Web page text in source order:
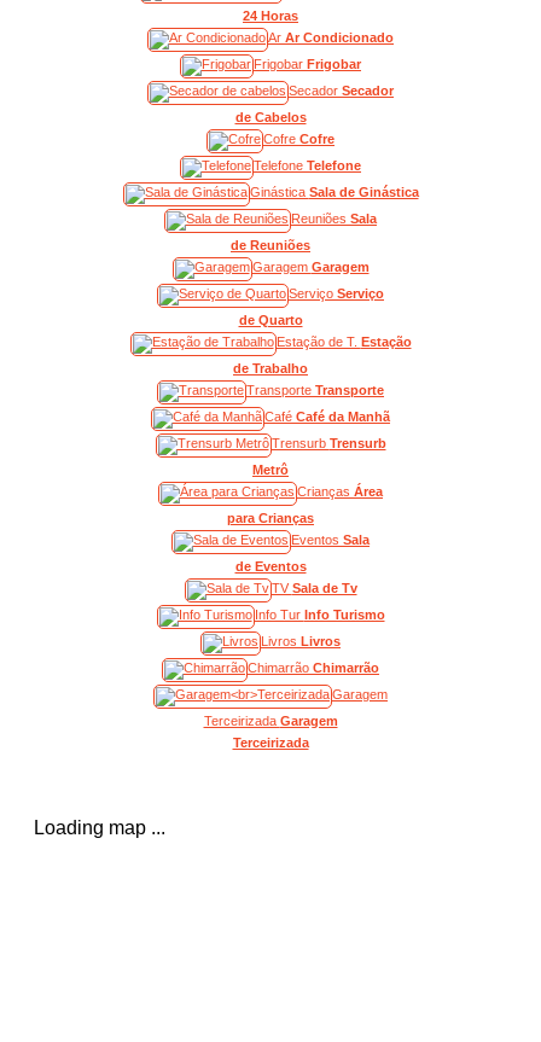
24 Horas
Ar Ar Condicionado
Frigobar Frigobar
Secador Secador
de Cabelos
Cofre Cofre
Telefone Telefone
Ginástica Sala de Ginástica
Reuniões Sala
de Reuniões
Garagem Garagem
Serviço Serviço
de Quarto
Estação de T. Estação
de Trabalho
Transporte Transporte
Café Café da Manhã
Trensurb Trensurb
Metrô
Crianças Área
para Crianças
Eventos Sala
de Eventos
TV Sala de Tv
Info Tur Info Turismo
Livros Livros
Chimarrão Chimarrão
Garagem
Terceirizada Garagem
Terceirizada
Loading map ...